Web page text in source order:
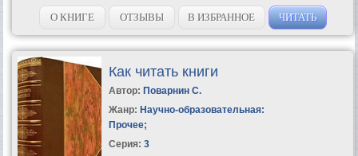
О КНИГЕ
ОТЗЫВЫ В ИЗБРАННОЕ ЧИТАТЬ
Как читать книги
Автор: Поварнин С.
Жанр: Научно-образовательная:
Прочее;
Серия: 3